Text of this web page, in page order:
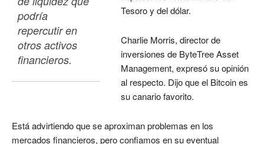
podría
repercutir en
otros activos
financieros.
Tesoro y del dólar.
Charlie Morris, director de
inversiones de ByteTree Asset
Management, expresó su opinión
al respecto. Dijo que el Bitcoin es
su canario favorito.
Está advirtiendo que se aproximan problemas en los
mercados financieros, pero confiamos en su eventual